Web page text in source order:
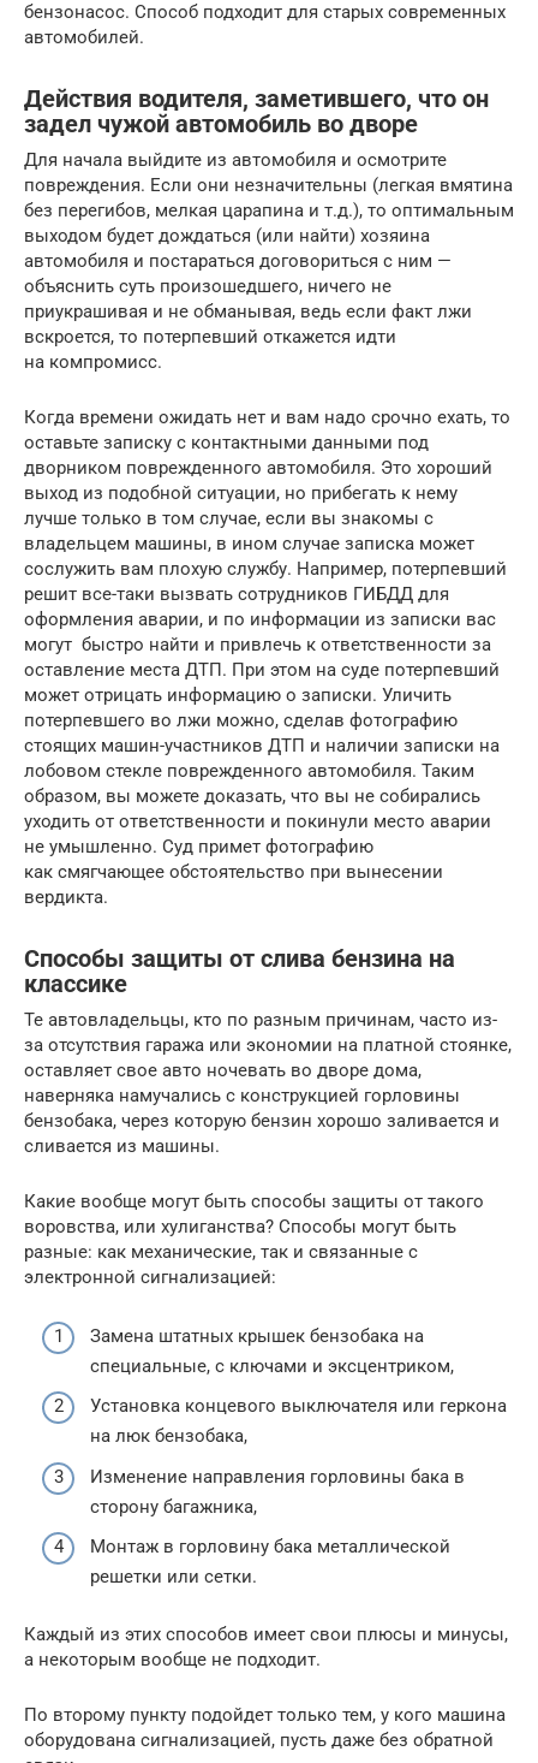
бензонасос. Способ подходит для старых современных
автомобилей.
Действия водителя, заметившего, что он
задел чужой автомобиль во дворе
Для начала выйдите из автомобиля и осмотрите
повреждения. Если они незначительны (легкая вмятина
без перегибов, мелкая царапина и т.д.), то оптимальным
выходом будет дождаться (или найти) хозяина
автомобиля и постараться договориться с ним —
объяснить суть произошедшего, ничего не
приукрашивая и не обманывая, ведь если факт лжи
вскроется, то потерпевший откажется идти
на компромисс.
Когда времени ожидать нет и вам надо срочно ехать, то
оставьте записку с контактными данными под
дворником поврежденного автомобиля. Это хороший
выход из подобной ситуации, но прибегать к нему
лучше только в том случае, если вы знакомы с
владельцем машины, в ином случае записка может
сослужить вам плохую службу. Например, потерпевший
решит все-таки вызвать сотрудников ГИБДД для
оформления аварии, и по информации из записки вас
могут быстро найти и привлечь к ответственности за
оставление места ДТП. При этом на суде потерпевший
может отрицать информацию о записки. Уличить
потерпевшего во лжи можно, сделав фотографию
стоящих машин-участников ДТП и наличии записки на
лобовом стекле поврежденного автомобиля. Таким
образом, вы можете доказать, что вы не собирались
уходить от ответственности и покинули место аварии
не умышленно. Суд примет фотографию
как смягчающее обстоятельство при вынесении
вердикта.
Способы защиты от слива бензина на
классике
Те автовладельцы, кто по разным причинам, часто из-
за отсутствия гаража или экономии на платной стоянке,
оставляет свое авто ночевать во дворе дома,
наверняка намучались с конструкцией горловины
бензобака, через которую бензин хорошо заливается и
сливается из машины.
Какие вообще могут быть способы защиты от такого
воровства, или хулиганства? Способы могут быть
разные: как механические, так и связанные с
электронной сигнализацией:
Замена штатных крышек бензобака на
специальные, с ключами и эксцентриком,
Установка концевого выключателя или геркона
на люк бензобака,
Изменение направления горловины бака в
сторону багажника,
Монтаж в горловину бака металлической
решетки или сетки.
Каждый из этих способов имеет свои плюсы и минусы,
а некоторым вообще не подходит.
По второму пункту подойдет только тем, у кого машина
оборудована сигнализацией, пусть даже без обратной